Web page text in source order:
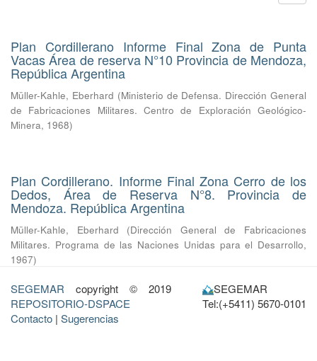
Plan Cordillerano Informe Final Zona de Punta
Vacas Área de reserva N°10 Provincia de Mendoza,
República Argentina
Müller-Kahle, Eberhard (Ministerio de Defensa. Dirección General
de Fabricaciones Militares. Centro de Exploración Geológico-
Minera, 1968)
Plan Cordillerano. Informe Final Zona Cerro de los
Dedos, Área de Reserva N°8. Provincia de
Mendoza. República Argentina
Müller-Kahle, Eberhard (Dirección General de Fabricaciones
Militares. Programa de las Naciones Unidas para el Desarrollo,
1967)
SEGEMAR copyright © 2019
REPOSITORIO-DSPACE
Contacto | Sugerencias
SEGEMAR
Tel:(+5411) 5670-0101